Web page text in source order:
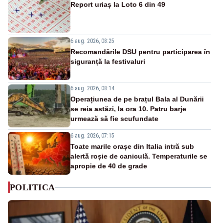
Report uriaș la Loto 6 din 49
6 aug. 2026, 08:25
Recomandările DSU pentru participarea în
siguranță la festivaluri
6 aug. 2026, 08:14
Operațiunea de pe brațul Bala al Dunării
se reia astăzi, la ora 10. Patru barje
urmează să fie scufundate
6 aug. 2026, 07:15
Toate marile orașe din Italia intră sub
alertă roșie de caniculă. Temperaturile se
apropie de 40 de grade
POLITICA